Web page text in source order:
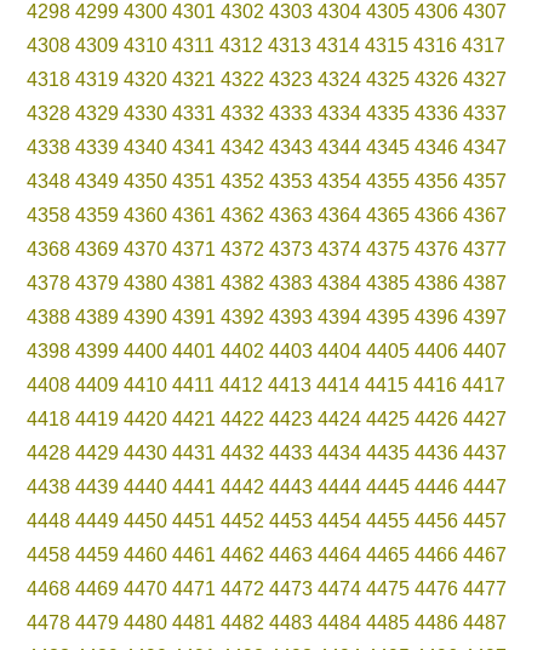
4298 4299 4300 4301 4302 4303 4304 4305 4306 4307
4308 4309 4310 4311 4312 4313 4314 4315 4316 4317
4318 4319 4320 4321 4322 4323 4324 4325 4326 4327
4328 4329 4330 4331 4332 4333 4334 4335 4336 4337
4338 4339 4340 4341 4342 4343 4344 4345 4346 4347
4348 4349 4350 4351 4352 4353 4354 4355 4356 4357
4358 4359 4360 4361 4362 4363 4364 4365 4366 4367
4368 4369 4370 4371 4372 4373 4374 4375 4376 4377
4378 4379 4380 4381 4382 4383 4384 4385 4386 4387
4388 4389 4390 4391 4392 4393 4394 4395 4396 4397
4398 4399 4400 4401 4402 4403 4404 4405 4406 4407
4408 4409 4410 4411 4412 4413 4414 4415 4416 4417
4418 4419 4420 4421 4422 4423 4424 4425 4426 4427
4428 4429 4430 4431 4432 4433 4434 4435 4436 4437
4438 4439 4440 4441 4442 4443 4444 4445 4446 4447
4448 4449 4450 4451 4452 4453 4454 4455 4456 4457
4458 4459 4460 4461 4462 4463 4464 4465 4466 4467
4468 4469 4470 4471 4472 4473 4474 4475 4476 4477
4478 4479 4480 4481 4482 4483 4484 4485 4486 4487